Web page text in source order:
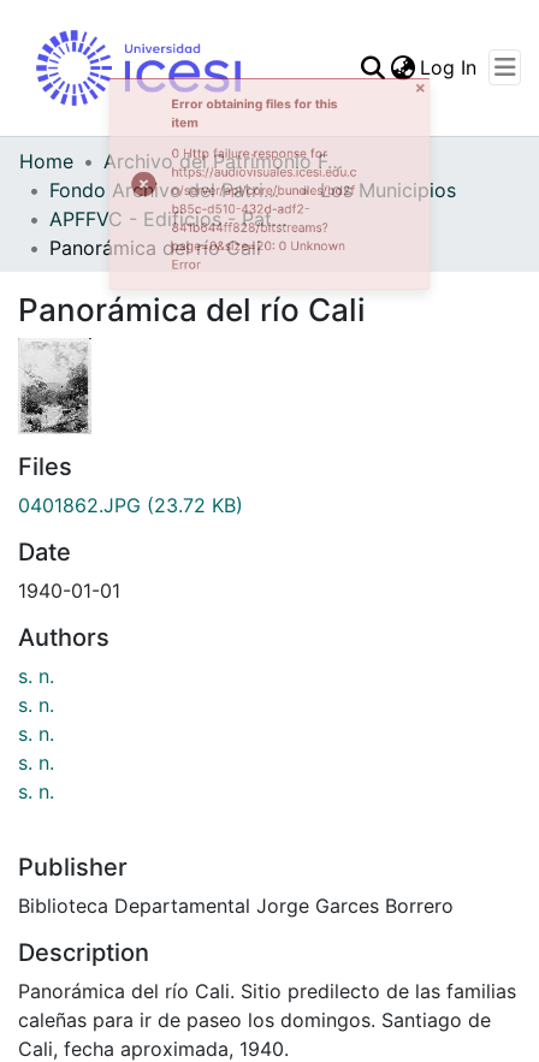
Statistics
Log In
Home
Archivo del Patrimonio Fotográfico y Fílmico del Valle del Cauca
Fondo Archivo del Patrimonio Fotográfico y Fílmico del Valle del Cauca
Los Municipios
APFFVC - Edificios - Patrimonial
Panorámica del río Cali
Panorámica del río Cali
Files
0401862.JPG (23.72 KB)
Date
1940-01-01
Authors
s. n.
s. n.
s. n.
s. n.
s. n.
Publisher
Biblioteca Departamental Jorge Garces Borrero
Description
Panorámica del río Cali. Sitio predilecto de las familias
caleñas para ir de paseo los domingos. Santiago de
Cali, fecha aproximada, 1940.